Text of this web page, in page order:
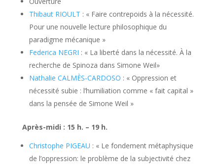
Thibaut RIOULT : « Faire contrepoids à la nécessité.
Pour une nouvelle lecture philosophique du
paradigme mécanique »
Federica NEGRI : « La liberté dans la nécessité. À la
recherche de Spinoza dans Simone Weil»
Nathalie CALMÈS-CARDOSO : « Oppression et
nécessité subie : l’humiliation comme « fait capital »
dans la pensée de Simone Weil »
Après-midi : 15 h. – 19 h.
Christophe PIGEAU : « Le fondement métaphysique
de l’oppression: le problème de la subjectivité chez